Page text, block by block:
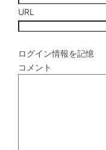
URL
ログイン情報を記憶
コメント